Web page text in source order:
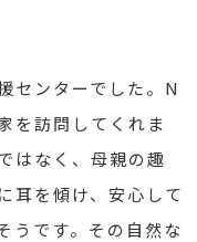
センターでした。N
を訪問してくれま
はなく、母親の趣
耳を傾け、安心して
うです。その自然な